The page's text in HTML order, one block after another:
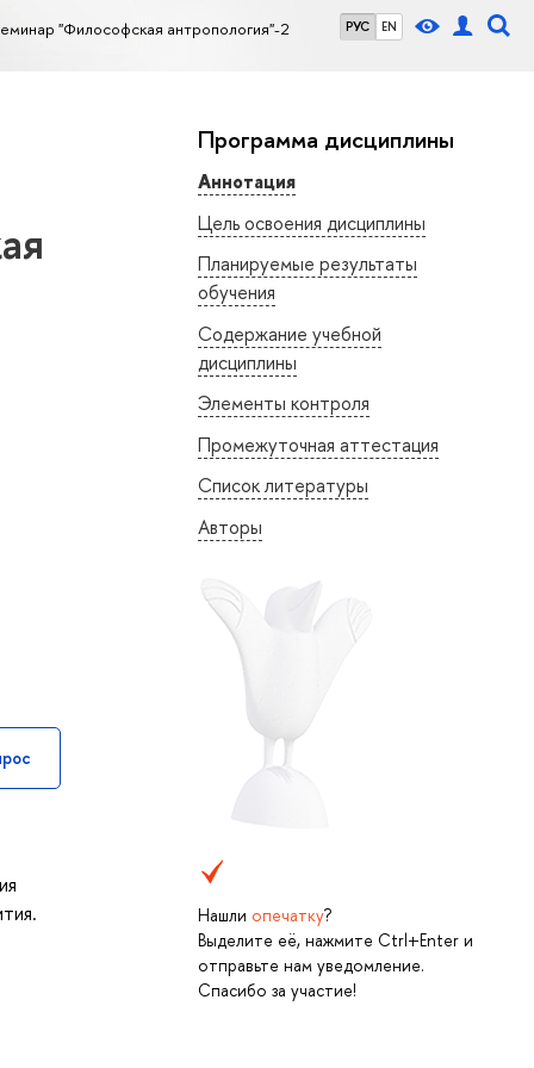
РУС EN
"Философская антропология"-2
Программа дисциплины
Аннотация
Цель освоения дисциплины
Планируемые результаты
обучения
Содержание учебной
дисциплины
Элементы контроля
Промежуточная аттестация
Список литературы
Авторы
Нашли опечатку?
Выделите её, нажмите Ctrl+Enter и
отправьте нам уведомление.
Спасибо за участие!